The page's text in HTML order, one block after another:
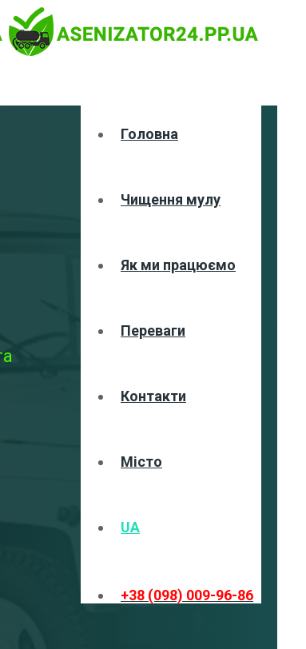
Головна
Чищення мулу
Як ми працюємо
Переваги
Контакти
Місто
UA
+38 (098) 009-96-86